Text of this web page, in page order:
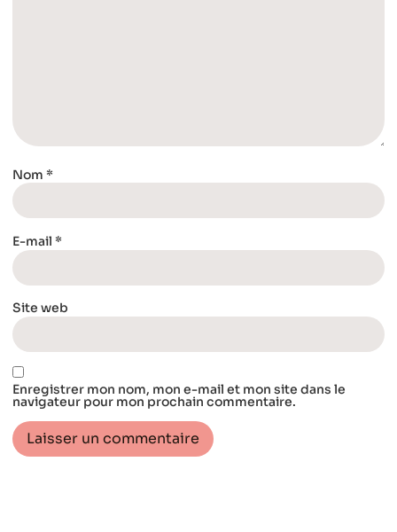
Nom *
E-mail *
Site web
Enregistrer mon nom, mon e-mail et mon site dans le
navigateur pour mon prochain commentaire.